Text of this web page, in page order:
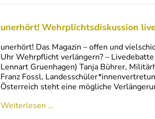
unerhört! Wehrplichtsdiskussion
unerhört! Das Magazin – offen und
Uhr Wehrpflicht verlängern? –
Lennart Gruenhagen) Tanja Bührer,
Franz Fossl,
Österreich steht eine mögliche
Weiterlesen ...